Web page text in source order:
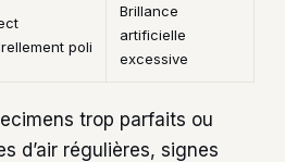
poli
Brillance
artificielle
excessive
trop parfaits ou
d’air régulières, signes